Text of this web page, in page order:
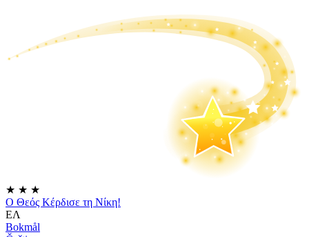
★ ★ ★
Ο Θεός Κέρδισε τη Νίκη!
ΕΛ
Bokmål